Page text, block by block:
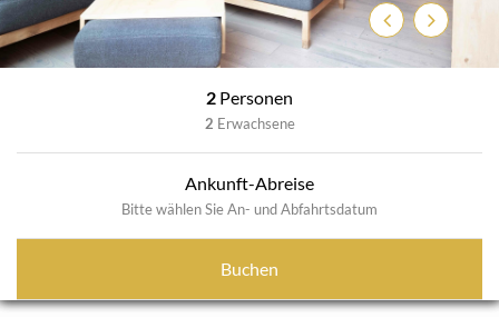
ZurückWeiter
2 Personen
2 Erwachsene
Ankunft-Abreise
Bitte wählen Sie An- und Abfahrtsdatum
Buchen